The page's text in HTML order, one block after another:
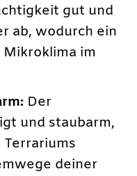
gut und
ab, wodurch ein
im
Der
und staubarm,
Terrariums
deiner